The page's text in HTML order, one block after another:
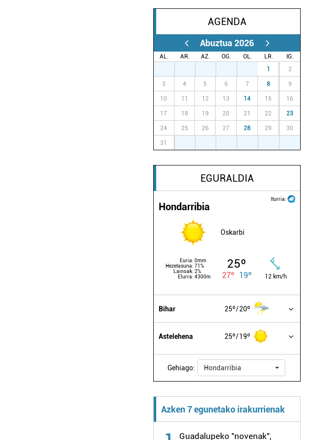
AGENDA
Abuztua 2026
AL. AR. AZ. OG. OL. LR.
IG.
1 2
3 4 5 6 7 8 9
10 11 12 13 14 15 16
17 18 19 20 21 22 23
24 25 26 27 28 29 30
31
EGURALDIA
Iturria:
Hondarribia
Oskarbi
Euria: 0mm
Hezetasuna: 71%
Lainoak: 2%
Elurra: 4300m
25º
27º 19º 12 km/h
Bihar 25º 20º
Astelehena 25º 19º
Gehiago: Hondarribia
Azken 7 egunetako irakurrienak
Guadalupeko "novenak",